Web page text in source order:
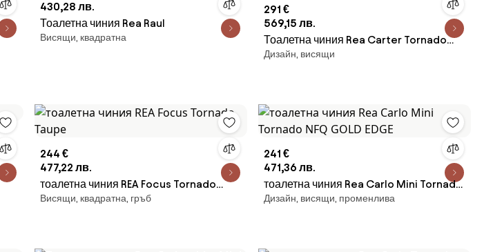
430,28 лв.
Тоалетна чиния Rea Raul
Висящи, квадратна
291 €
569,15 лв.
Тоалетна чиния Rea Carter Tornado
Aiax Shiny
Дизайн, висящи
244 €
477,22 лв.
тоалетна чиния REA Focus Tornado
Taupe
Висящи, квадратна, гръб
241 €
471,36 лв.
тоалетна чиния Rea Carlo Mini Tornado
NFQ GOLD EDGE
Дизайн, висящи, променлива